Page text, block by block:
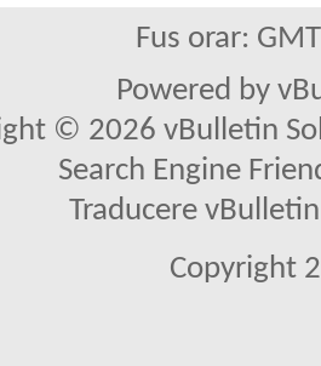
Fus orar:
Powered by
© 2026 vBulletin
Search Engine
Traducere
Copyright